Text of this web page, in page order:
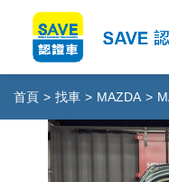
首頁 > 找車 > MAZDA >